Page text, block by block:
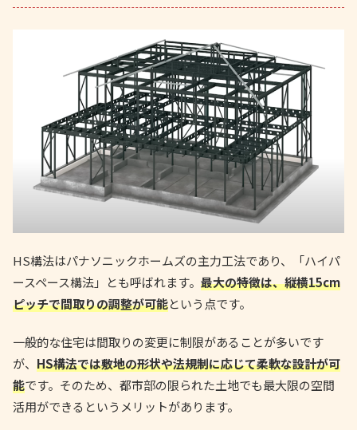
HS構法はパナソニックホームズの主力工法であり、「ハイパ
ースペース構法」とも呼ばれます。 最大の特徴は、縦横15cm
ピッチで間取りの調整が可能という点です。
一般的な住宅は間取りの変更に制限があることが多いです
が、 HS構法では敷地の形状や法規制に応じて柔軟な設計が可
能です。そのため、都市部の限られた土地でも最大限の空間
活用ができるというメリットがあります。